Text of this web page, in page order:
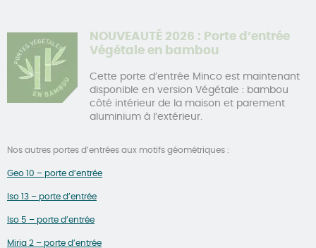
NOUVEAUTÉ 2026 : Porte d’entrée
Végétale en bambou
Cette porte d’entrée Minco est maintenant
disponible en version Végétale : bambou
côté intérieur de la maison et parement
aluminium à l’extérieur.
Nos autres portes d’entrées aux motifs géométriques :
Geo 10 – porte d’entrée
Iso 13 – porte d’entrée
Iso 5 – porte d’entrée
Miria 2 – porte d’entrée